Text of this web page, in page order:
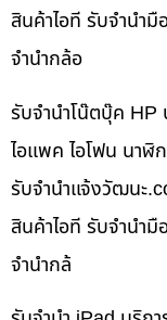
สินค้าไอที รับจำนำ
จำนำกล้อ
รับจำนำโน๊ตบุ๊ค HP
ไอแพค ไอโฟน นาฬิ
รับจํานําแจ้งวัฒนะ
สินค้าไอที รับจำนำ
จำนำกล้